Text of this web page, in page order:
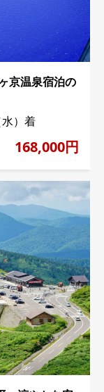
京温泉宿泊の
）着
168,000円